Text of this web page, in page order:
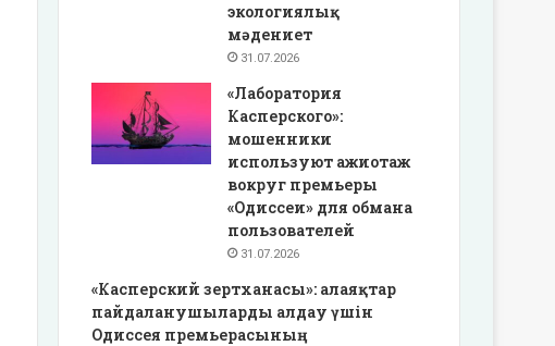
экологиялық
мәдениет
31.07.2026
«Лаборатория
Касперского»:
мошенники
используют ажиотаж
вокруг премьеры
«Одиссеи» для обмана
пользователей
31.07.2026
«Касперский зертханасы»: алаяқтар
пайдаланушыларды алдау үшін
Одиссея премьерасының